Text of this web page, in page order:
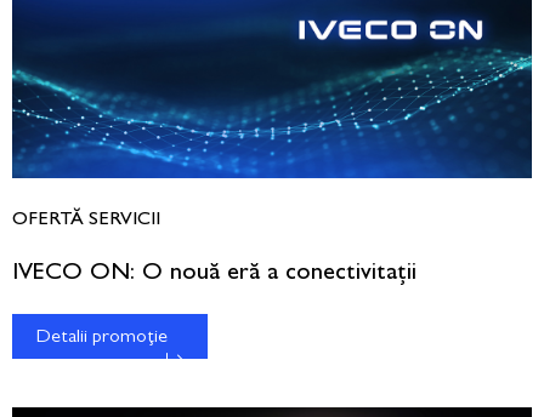
OFERTĂ SERVICII
IVECO ON: O nouă eră a conectivitații
Detalii promoție